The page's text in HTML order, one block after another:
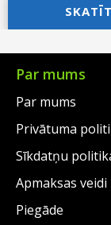
was:
price
is:
Par mums
Par mums
Privātuma
Sīkdatņu
Apmaksas veidi
Piegāde